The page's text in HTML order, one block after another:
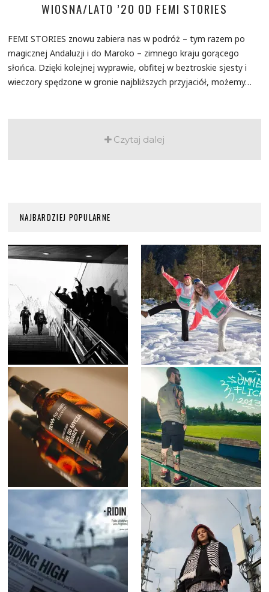
WIOSNA/LATO ’20 OD FEMI STORIES
FEMI STORIES znowu zabiera nas w podróż – tym razem po
magicznej Andaluzji i do Maroko – zimnego kraju gorącego
słońca. Dzięki kolejnej wyprawie, obfitej w beztroskie sjesty i
wieczory spędzone w gronie najbliższych przyjaciół, możemy…
Czytaj dalej
NAJBARDZIEJ POPULARNE